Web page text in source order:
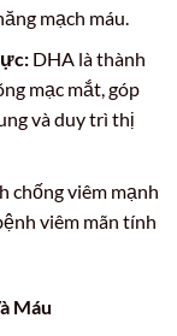
mạch máu.
DHA là thành
mạc mắt, góp
và duy trì thị
chống viêm mạnh
viêm mãn tính
Máu